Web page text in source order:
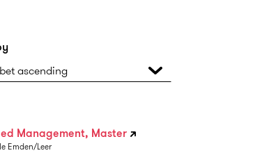
ascending
Management, Master
Emden/Leer